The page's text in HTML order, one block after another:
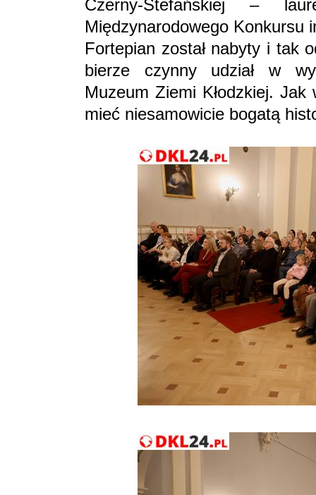
Czerny-Stefańskiej –
Międzynarodowego Konkursu
Fortepian został nabyty i tak
bierze czynny udział w
Muzeum Ziemi Kłodzkiej.
mieć niesamowicie bogatą